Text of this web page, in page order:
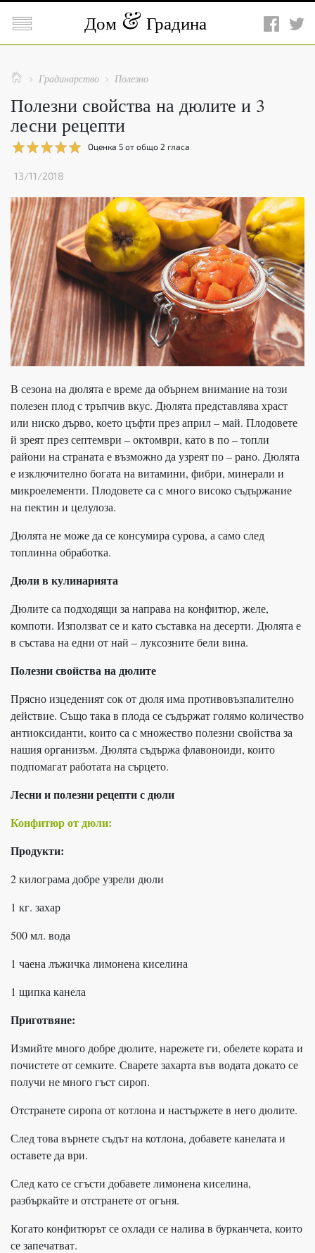
 Дом Градина
  Градинарство  Полезно
Полезни свойства на дюлите и 3
лесни рецепти
Оценка 5 от общо 2 гласа
13/11/2018
В сезона на дюлята е време да обърнем внимание на този
полезен плод с тръпчив вкус. Дюлята представлява храст
или ниско дърво, което цъфти през април – май. Плодовете
й зреят през септември – октомври, като в по – топли
райони на страната е възможно да узреят по – рано. Дюлята
е изключително богата на витамини, фибри, минерали и
микроелементи. Плодовете са с много високо съдържание
на пектин и целулоза.
Дюлята не може да се консумира сурова, а само след
топлинна обработка.
Дюли в кулинарията
Дюлите са подходящи за направа на конфитюр, желе,
компоти. Използват се и като съставка на десерти. Дюлята е
в състава на едни от най – луксозните бели вина.
Полезни свойства на дюлите
Прясно изцеденият сок от дюля има противовъзпалително
действие. Също така в плода се съдържат голямо количество
антиоксиданти, които са с множество полезни свойства за
нашия организъм. Дюлята съдържа флавоноиди, които
подпомагат работата на сърцето.
Лесни и полезни рецепти с дюли
Конфитюр от дюли:
Продукти:
2 килограма добре узрели дюли
1 кг. захар
500 мл. вода
1 чаена лъжичка лимонена киселина
1 щипка канела
Приготвяне:
Измийте много добре дюлите, нарежете ги, обелете кората и
почистете от семките. Сварете захарта във водата докато се
получи не много гъст сироп.
Отстранете сиропа от котлона и настържете в него дюлите.
След това върнете съдът на котлона, добавете канелата и
оставете да ври.
След като се сгъсти добавете лимонена киселина,
разбъркайте и отстранете от огъня.
Когато конфитюрът се охлади се налива в бурканчета, които
се запечатват.